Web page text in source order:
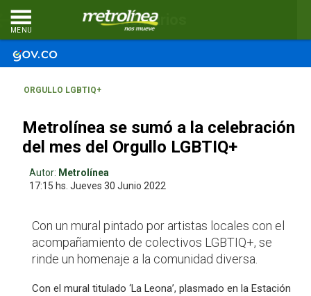
MENU
ORGULLO LGBTIQ+
Metrolínea se sumó a la celebración
del mes del Orgullo LGBTIQ+
Autor: Metrolínea
17:15 hs. Jueves 30 Junio 2022
Con un mural pintado por artistas locales con el
acompañamiento de colectivos LGBTIQ+, se
rinde un homenaje a la comunidad diversa.
Con el mural titulado ‘La Leona’, plasmado en la Estación
Comentarios